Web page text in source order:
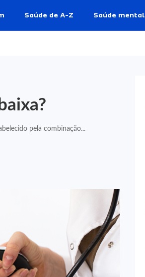
Saúde de A-Z Saúde mental
pela combinação...